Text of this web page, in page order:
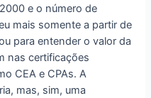
e o número de
mais somente a partir de
para entender o valor da
nas certificações
CEA e CPAs. A
mas, sim, uma